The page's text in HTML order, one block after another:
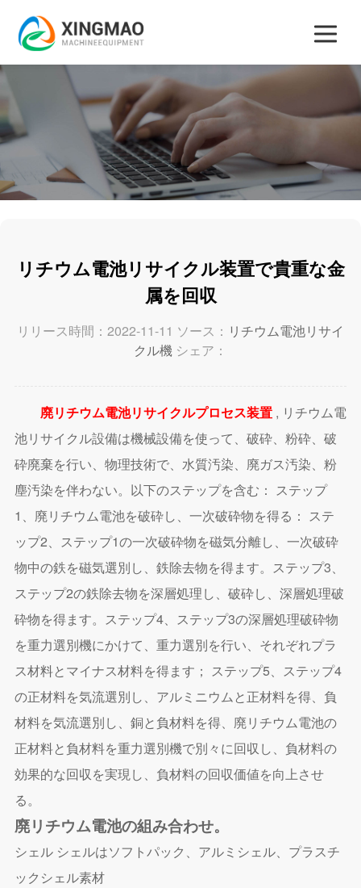
リチウム電池リサイクル装置で貴重な金
属を回収
リリース時間：2022-11-11 ソース： リチウム電池リサイ
クル機 シェア：
廃リチウム電池リサイクルプロセス装置, リチウム電
池リサイクル設備は機械設備を使って、破砕、粉砕、破
砕廃棄を行い、物理技術で、水質汚染、廃ガス汚染、粉
塵汚染を伴わない。以下のステップを含む： ステップ
1、廃リチウム電池を破砕し、一次破砕物を得る： ステ
ップ2、ステップ1の一次破砕物を磁気分離し、一次破砕
物中の鉄を磁気選別し、鉄除去物を得ます。ステップ3、
ステップ2の鉄除去物を深層処理し、破砕し、深層処理破
砕物を得ます。ステップ4、ステップ3の深層処理破砕物
を重力選別機にかけて、重力選別を行い、それぞれプラ
ス材料とマイナス材料を得ます； ステップ5、ステップ4
の正材料を気流選別し、アルミニウムと正材料を得、負
材料を気流選別し、銅と負材料を得、廃リチウム電池の
正材料と負材料を重力選別機で別々に回収し、負材料の
効果的な回収を実現し、負材料の回収価値を向上させ
る。
廃リチウム電池の組み合わせ。
シェル シェルはソフトパック、アルミシェル、プラスチ
ックシェル素材